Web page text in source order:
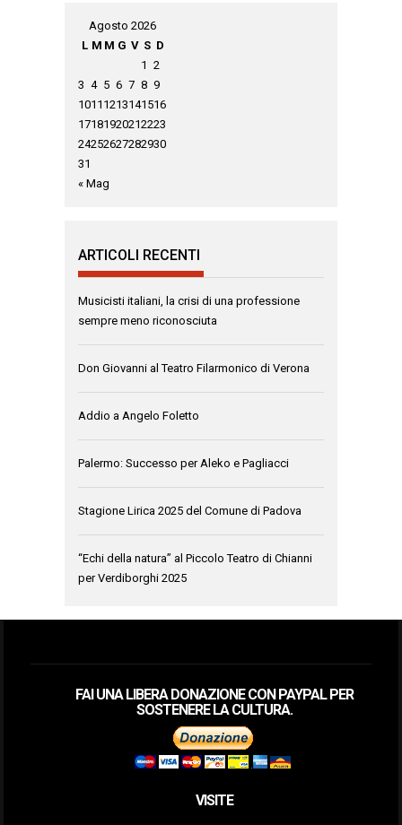
Agosto 2026
L M M G V S D
1 2
3 4 5 6 7 8 9
1011 1213141516
17181920212223
24252627282930
31
« Mag
ARTICOLI RECENTI
Musicisti italiani, la crisi di una professione
sempre meno riconosciuta
Don Giovanni al Teatro Filarmonico di Verona
Addio a Angelo Foletto
Palermo: Successo per Aleko e Pagliacci
Stagione Lirica 2025 del Comune di Padova
“Echi della natura” al Piccolo Teatro di Chianni
per Verdiborghi 2025
FAI UNA LIBERA DONAZIONE CON PAYPAL PER
SOSTENERE LA CULTURA.
VISITE